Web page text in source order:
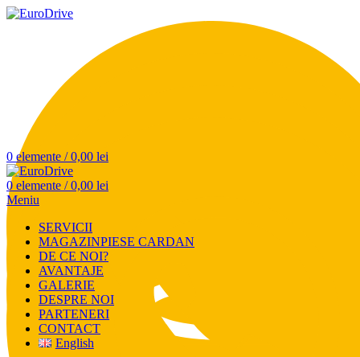
0 elemente / 0,00 lei
0 elemente / 0,00 lei
Meniu
SERVICII
MAGAZINPIESE CARDAN
DE CE NOI?
AVANTAJE
GALERIE
DESPRE NOI
PARTENERI
CONTACT
English